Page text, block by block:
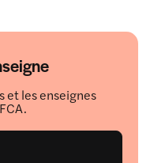
et les enseignes